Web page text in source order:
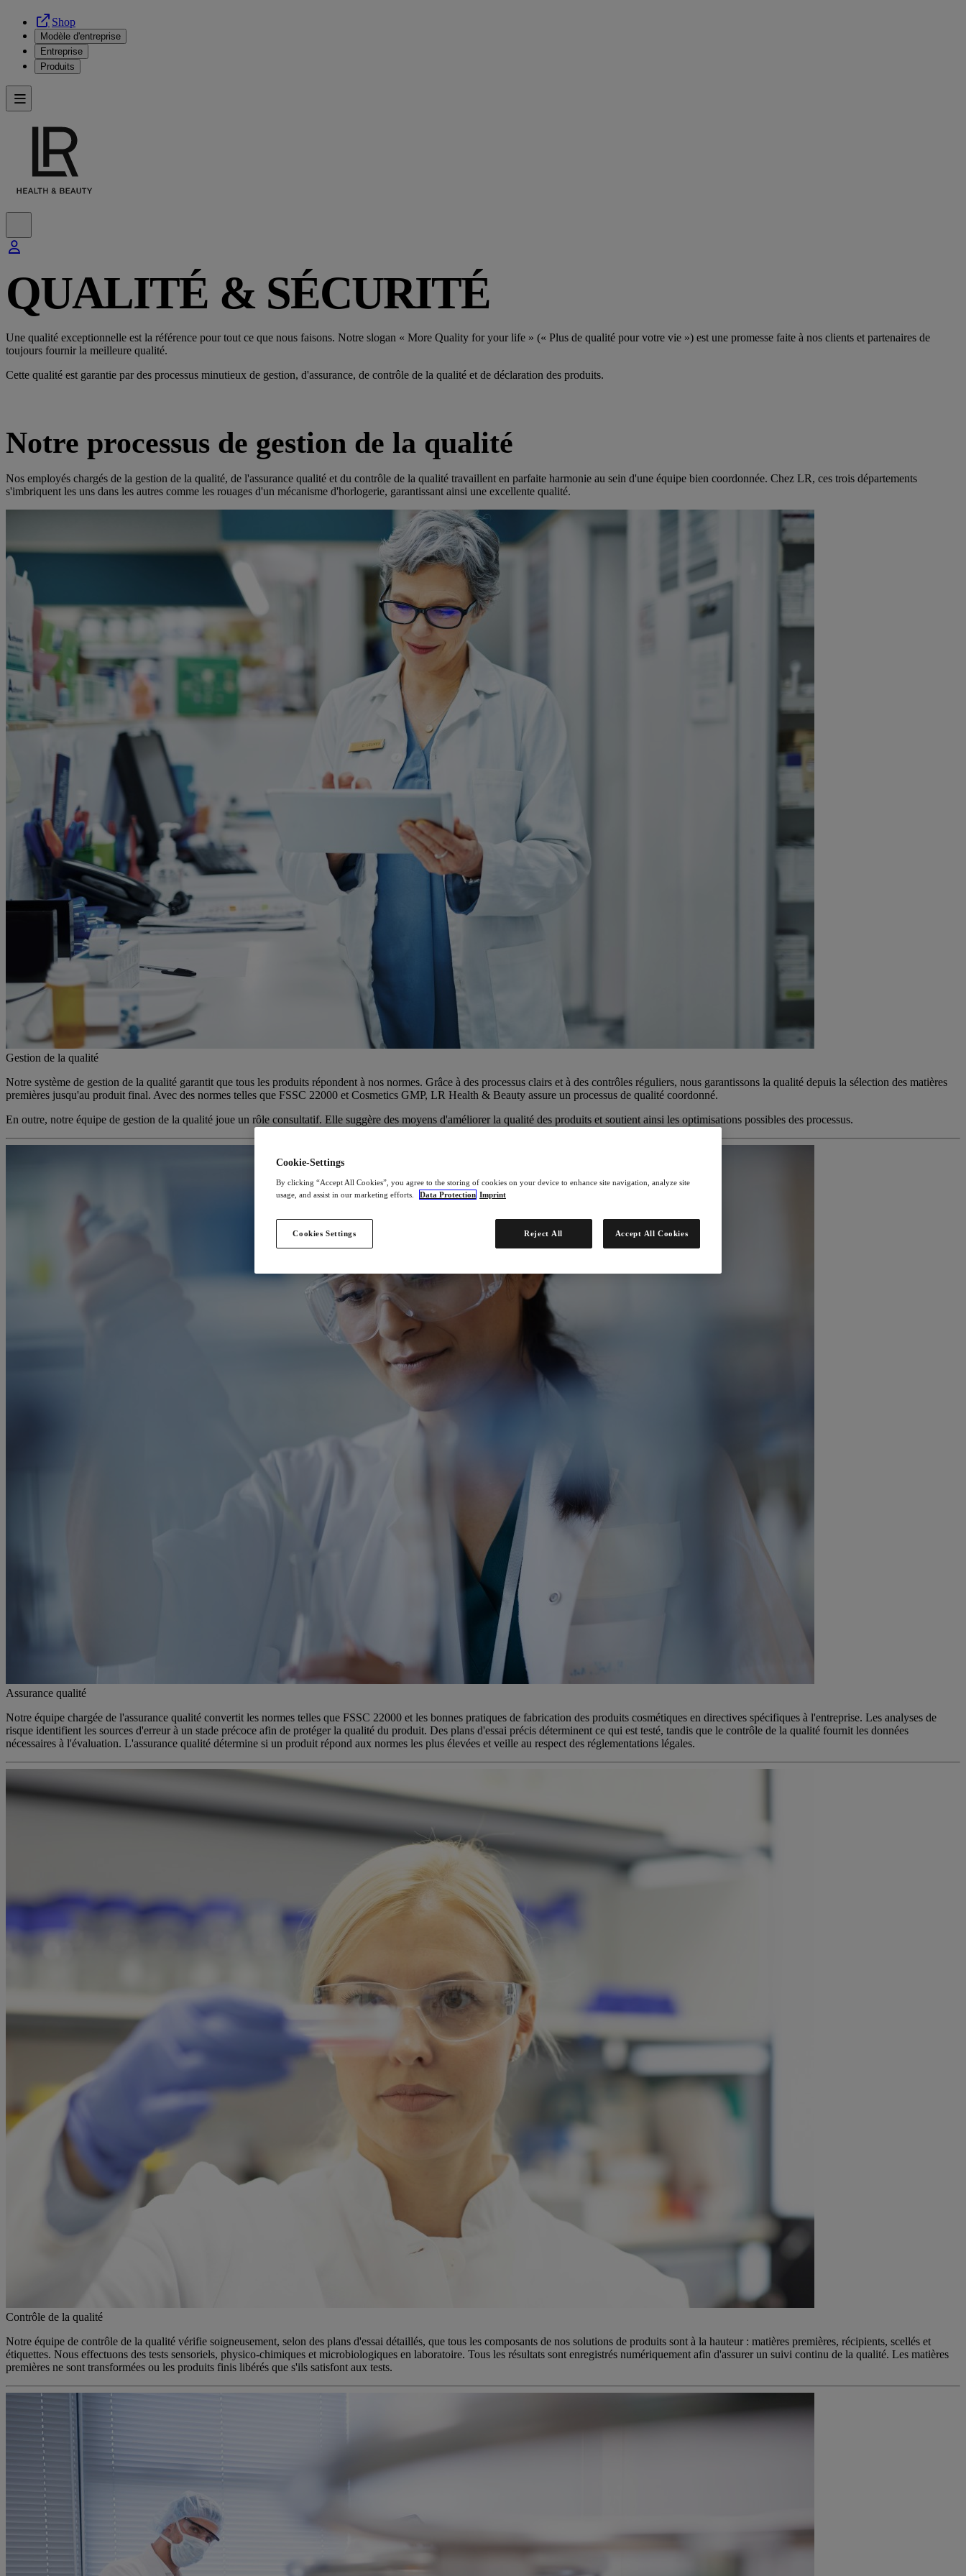
Shop
Modèle d'entreprise
Entreprise
Produits
QUALITÉ & SÉCURITÉ
Une qualité exceptionnelle est la référence pour tout ce que nous faisons. Notre slogan « More Quality for your life » (« Plus de qualité pour votre vie ») est une promesse faite à nos clients et partenaires de
toujours fournir la meilleure qualité.
Cette qualité est garantie par des processus minutieux de gestion, d'assurance, de contrôle de la qualité et de déclaration des produits.
Notre processus de gestion de la qualité
Nos employés chargés de la gestion de la qualité, de l'assurance qualité et du contrôle de la qualité travaillent en parfaite harmonie au sein d'une équipe bien coordonnée. Chez LR, ces trois départements
s'imbriquent les uns dans les autres comme les rouages d'un mécanisme d'horlogerie, garantissant ainsi une excellente qualité.
Gestion de la qualité
Notre système de gestion de la qualité garantit que tous les produits répondent à nos normes. Grâce à des processus clairs et à des contrôles réguliers, nous garantissons la qualité depuis la sélection des matières
premières jusqu'au produit final. Avec des normes telles que FSSC 22000 et Cosmetics GMP, LR Health & Beauty assure un processus de qualité coordonné.
En outre, notre équipe de gestion de la qualité joue un rôle consultatif. Elle suggère des moyens d'améliorer la qualité des produits et soutient ainsi les optimisations possibles des processus.
Assurance qualité
Notre équipe chargée de l'assurance qualité convertit les normes telles que FSSC 22000 et les bonnes pratiques de fabrication des produits cosmétiques en directives spécifiques à l'entreprise. Les analyses de
risque identifient les sources d'erreur à un stade précoce afin de protéger la qualité du produit. Des plans d'essai précis déterminent ce qui est testé, tandis que le contrôle de la qualité fournit les données
nécessaires à l'évaluation. L'assurance qualité détermine si un produit répond aux normes les plus élevées et veille au respect des réglementations légales.
Contrôle de la qualité
Notre équipe de contrôle de la qualité vérifie soigneusement, selon des plans d'essai détaillés, que tous les composants de nos solutions de produits sont à la hauteur : matières premières, récipients, scellés et
étiquettes. Nous effectuons des tests sensoriels, physico-chimiques et microbiologiques en laboratoire. Tous les résultats sont enregistrés numériquement afin d'assurer un suivi continu de la qualité. Les matières
premières ne sont transformées ou les produits finis libérés que s'ils satisfont aux tests.
Cookie-Settings
By clicking “Accept All Cookies”, you agree to the storing of cookies on your device to enhance site navigation, analyze site
usage, and assist in our marketing efforts.
Data Protection Imprint
Cookies Settings Reject All Accept All Cookies